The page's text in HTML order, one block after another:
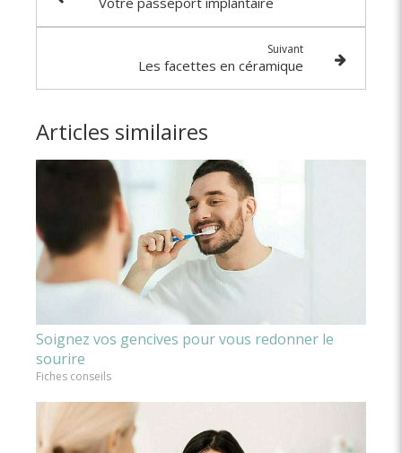
Suivant
Les facettes en céramique
Articles similaires
Soignez vos gencives pour vous redonner le
sourire
Fiches conseils